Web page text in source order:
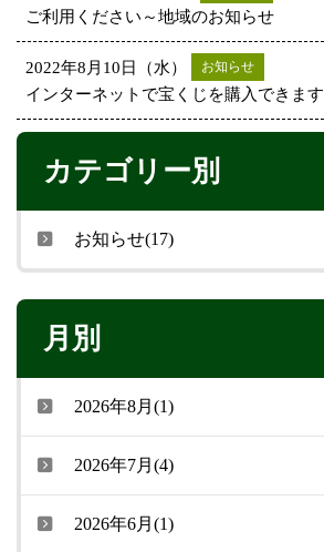
ご利用ください～地域のお知らせ
2022年8月10日（水） お知らせ
インターネットで宝くじを購入できます
カテゴリー別
お知らせ(17)
月別
2026年8月(1)
2026年7月(4)
2026年6月(1)